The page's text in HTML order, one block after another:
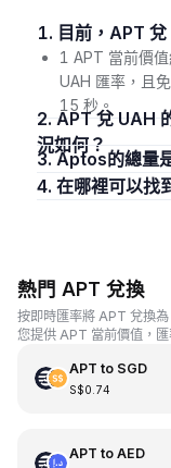
1. 目前，APT
1 APT 當前價
UAH 匯率，且
15 秒。
2. APT 兌 UAH 的價格在過去 24 小時內的波動情
況如何？
3. Aptos的總量
4. 在哪裡可以
熱門 APT 兌換
按即時匯率將 APT 兌換
您提供 APT 當前價值，
APT to SGD
S$0.74
APT to AED